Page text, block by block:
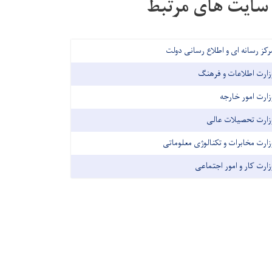
سایت های مرتبط
رسانه ای و اطلاع رسانی دولت
اطلاعات و فرهنگ
امور خارجه
تحصیلات عالی
مخابرات و تکنالوژی معلوماتی
کار و امور اجتماعی